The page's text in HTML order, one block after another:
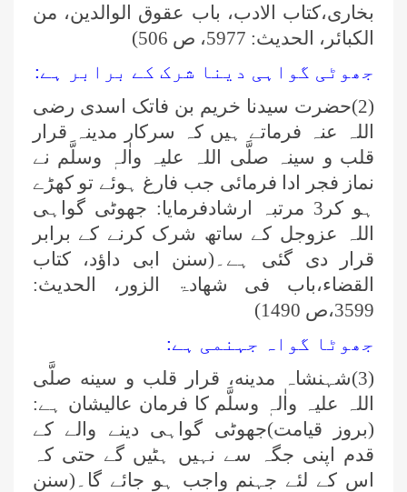
بخاری،کتاب الادب، باب عقوق الوالدین، من
الکبائر، الحدیث: 5977، ص 506)
جھوٹی گواہی دینا شرک کے برابر ہے:
(2)حضرت سیدنا خریم بن فاتک اسدی رضی
اللہ عنہ فرماتے ہیں کہ سرکار مدینہ قرار
قلب و سینہ صلَّی اللہ علیہ واٰلہٖ وسلَّم نے
نماز فجر ادا فرمائی جب فارغ ہوئے تو کھڑے
ہو کر3 مرتبہ ارشادفرمایا: جھوٹی گواہی
اللہ عزوجل کے ساتھ شرک کرنے کے برابر
قرار دی گئی ہے۔(سنن ابی داؤد، کتاب
القضاء،باب فی شھادۃ الزور، الحدیث:
3599،ص 1490)
جھوٹا گواہ جہنمی ہے:
(3)شہنشاہ مدینه، قرار قلب و سینه صلَّی
اللہ علیہ واٰلہٖ وسلَّم کا فرمان عالیشان ہے:
(بروز قیامت)جھوٹی گواہی دینے والے کے
قدم اپنی جگہ سے نہیں ہٹیں گے حتی کہ
اس کے لئے جہنم واجب ہو جائے گا۔(سنن